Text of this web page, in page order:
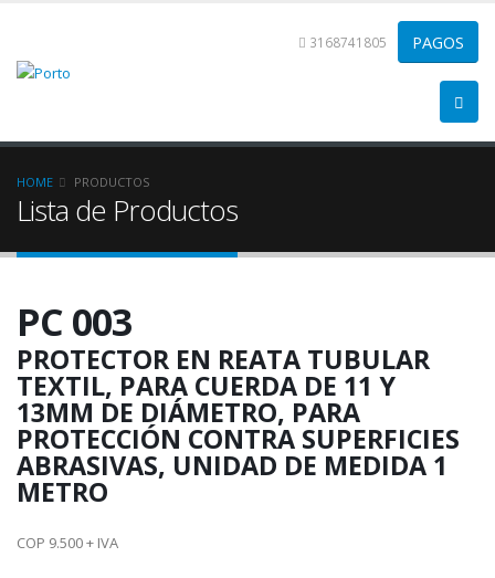
3168741805
HOME PRODUCTOS
Lista de Productos
PC 003
PROTECTOR EN REATA TUBULAR
TEXTIL, PARA CUERDA DE 11 Y
13MM DE DIÁMETRO, PARA
PROTECCIÓN CONTRA SUPERFICIES
ABRASIVAS, UNIDAD DE MEDIDA 1
METRO
COP 9.500 + IVA